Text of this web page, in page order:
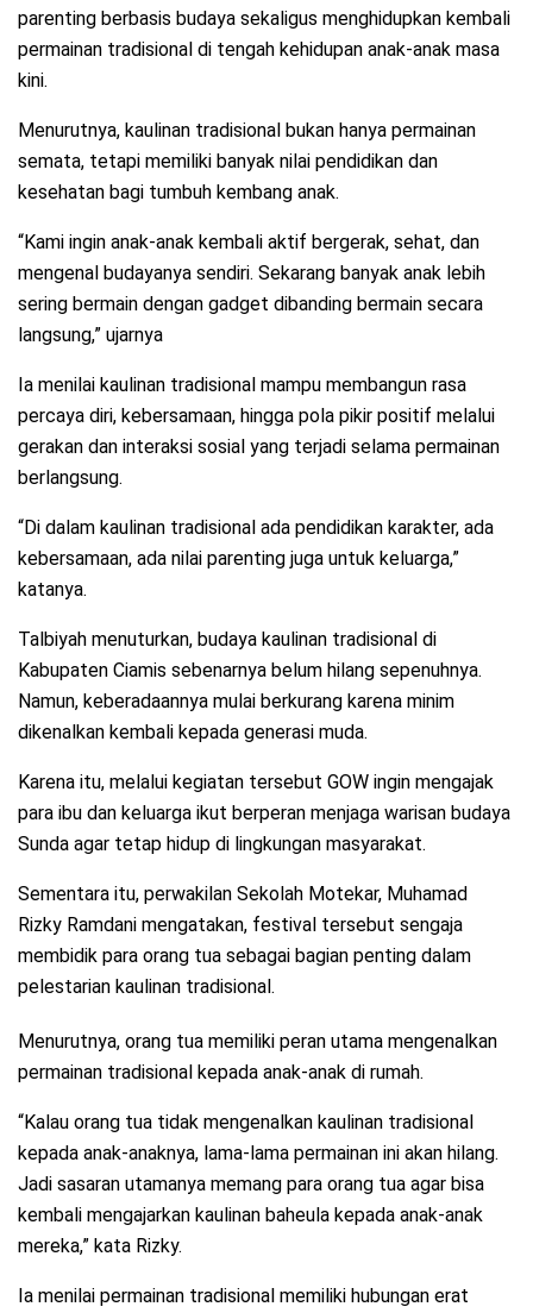
parenting berbasis budaya sekaligus menghidupkan kembali
permainan tradisional di tengah kehidupan anak-anak masa
kini.
Menurutnya, kaulinan tradisional bukan hanya permainan
semata, tetapi memiliki banyak nilai pendidikan dan
kesehatan bagi tumbuh kembang anak.
“Kami ingin anak-anak kembali aktif bergerak, sehat, dan
mengenal budayanya sendiri. Sekarang banyak anak lebih
sering bermain dengan gadget dibanding bermain secara
langsung,” ujarnya
Ia menilai kaulinan tradisional mampu membangun rasa
percaya diri, kebersamaan, hingga pola pikir positif melalui
gerakan dan interaksi sosial yang terjadi selama permainan
berlangsung.
“Di dalam kaulinan tradisional ada pendidikan karakter, ada
kebersamaan, ada nilai parenting juga untuk keluarga,”
katanya.
Talbiyah menuturkan, budaya kaulinan tradisional di
Kabupaten Ciamis sebenarnya belum hilang sepenuhnya.
Namun, keberadaannya mulai berkurang karena minim
dikenalkan kembali kepada generasi muda.
Karena itu, melalui kegiatan tersebut GOW ingin mengajak
para ibu dan keluarga ikut berperan menjaga warisan budaya
Sunda agar tetap hidup di lingkungan masyarakat.
Sementara itu, perwakilan Sekolah Motekar, Muhamad
Rizky Ramdani mengatakan, festival tersebut sengaja
membidik para orang tua sebagai bagian penting dalam
pelestarian kaulinan tradisional.
Menurutnya, orang tua memiliki peran utama mengenalkan
permainan tradisional kepada anak-anak di rumah.
“Kalau orang tua tidak mengenalkan kaulinan tradisional
kepada anak-anaknya, lama-lama permainan ini akan hilang.
Jadi sasaran utamanya memang para orang tua agar bisa
kembali mengajarkan kaulinan baheula kepada anak-anak
mereka,” kata Rizky.
Ia menilai permainan tradisional memiliki hubungan erat